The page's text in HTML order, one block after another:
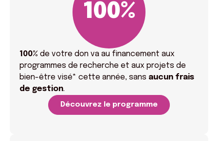
100%
100% de votre don va au financement aux
programmes de recherche et aux projets de
bien-être visé* cette année, sans aucun frais
de gestion.
Découvrez le programme